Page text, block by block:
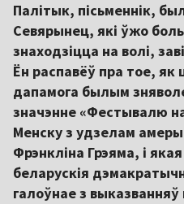
Палітык, пісьменнік,
Севярынец, які ўжо
знаходзіцца на волі,
Ён распавёў пра тое, як
дапамога былым
значэнне «Фестывалю
Менску з удзелам
Фрэнкліна Грэяма, і
беларускія
галоўнае з